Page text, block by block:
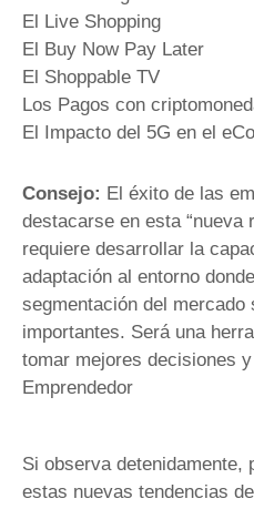
El Live Shopping
El Buy Now Pay Later
El Shoppable TV
Los Pagos con
El Impacto del 5G en el
Consejo: El éxito de las
destacarse en esta “nueva
requiere desarrollar la
adaptación al entorno
segmentación del mercado
importantes. Será una
tomar mejores decisiones
Emprendedor
Si observa detenidamente,
estas nuevas tendencias